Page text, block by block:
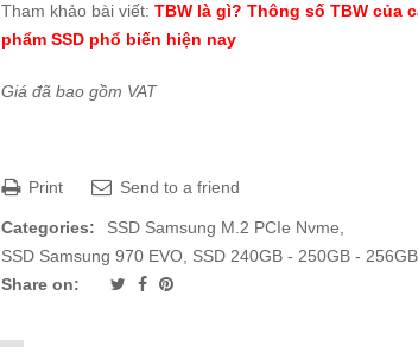
Tham khảo bài viết: TBW là gì? Thông số TBW của
phẩm SSD phổ biến hiện nay
Giá đã bao gồm VAT
Print Send to a friend
Categories: SSD Samsung M.2 PCIe Nvme
SSD Samsung 970 EVO SSD 240GB - 250GB - 256GB
Share on: